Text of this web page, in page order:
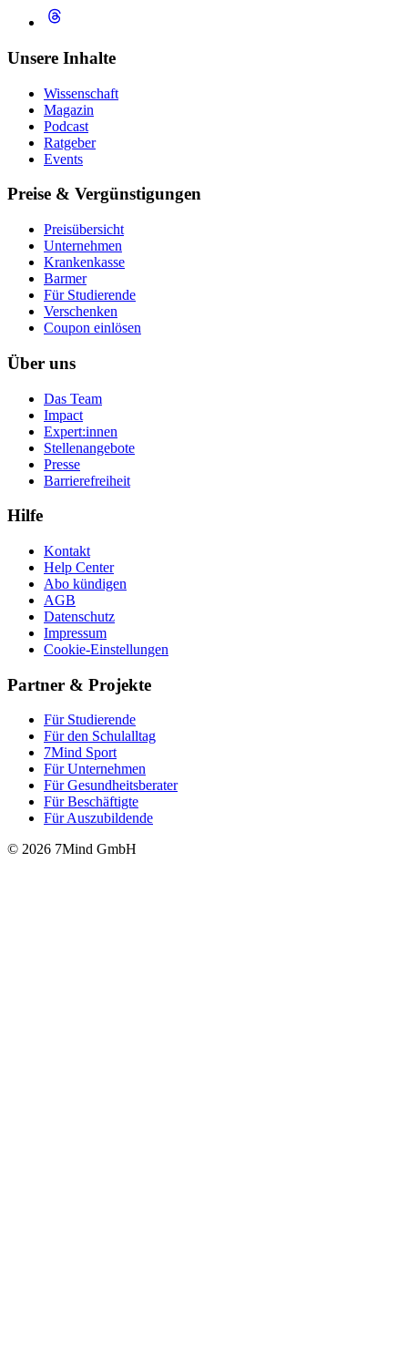
Unsere Inhalte
Wissenschaft
Magazin
Podcast
Ratgeber
Events
Preise & Vergünstigungen
Preisübersicht
Unternehmen
Krankenkasse
Barmer
Für Studierende
Ver­schen­ken
Coupon einlösen
Über uns
Das Team
Impact
Expert:innen
Stellenangebote
Presse
Barrierefreiheit
Hilfe
Kontakt
Help Center
Abo kündigen
AGB
Datenschutz
Impressum
Cookie-Einstellungen
Partner & Projekte
Für Stu­die­rende
Für den Schulalltag
7Mind Sport
Für Unter­neh­men
Für Gesund­heits­be­ra­ter
Für Beschäftigte
Für Auszubildende
© 2026 7Mind GmbH